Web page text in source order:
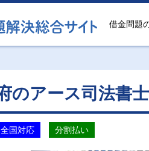
借金問題
のアース司法書
全国対応 分割払い